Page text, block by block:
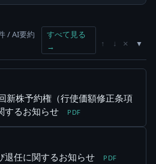
/ AI要約
すべて見る
→
↑ ↓ ×
新株予約権（行使価額修正条項
するお知らせ
PDF
退任に関するお知らせ PDF